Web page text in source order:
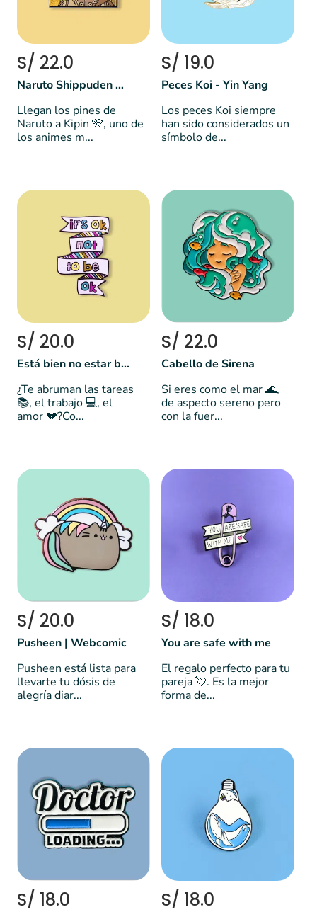
S/ 22.0
Naruto Shippuden dorado
Llegan los pines de
Naruto a Kipin 🎌, uno de
los animes m...
S/ 19.0
Peces Koi - Yin Yang
Los peces Koi siempre
han sido considerados un
símbolo de...
S/ 20.0
Está bien no estar bien
¿Te abruman las tareas
📚, el trabajo 💻, el
amor 💔?Co...
S/ 22.0
Cabello de Sirena
Si eres como el mar 🌊,
de aspecto sereno pero
con la fuer...
S/ 20.0
Pusheen | Webcomic
Pusheen está lista para
llevarte tu dósis de
alegría diar...
S/ 18.0
You are safe with me
El regalo perfecto para tu
pareja 💘. Es la mejor
forma de...
S/ 18.0 S/ 18.0